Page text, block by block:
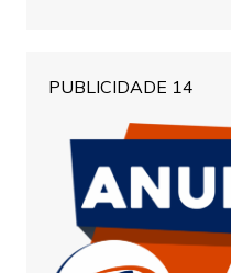
PUBLICIDADE 14